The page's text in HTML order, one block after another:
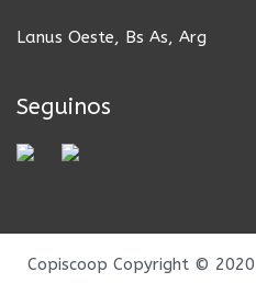
Lanus Oeste, Bs As, Arg
Seguinos
Copiscoop Copyright ©